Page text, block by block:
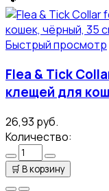
Быстрый просмотр
Flea & Tick
клещей для
26,93 руб.
Количество:
🛒В корзину